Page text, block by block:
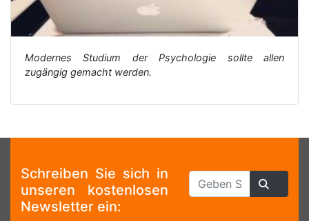
Modernes Studium der Psychologie sollte allen
zugängig gemacht werden.
Schreiben Sie sich in
unseren kostenlosen
Newsletter ein: